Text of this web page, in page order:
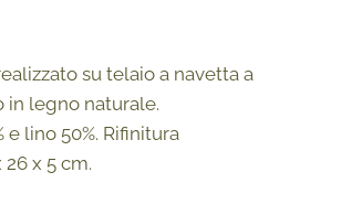
su telaio a navetta a
in legno naturale.
lino 50%. Rifinitura
x 5 cm.